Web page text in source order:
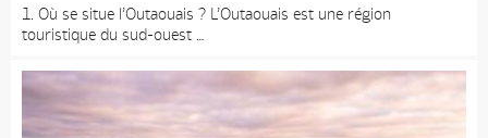
1. Où se situe l’Outaouais ? L’Outaouais est une région
touristique du sud-ouest